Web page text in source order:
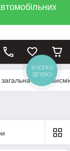
КНОПКА
ЗВ'ЯЗКУ